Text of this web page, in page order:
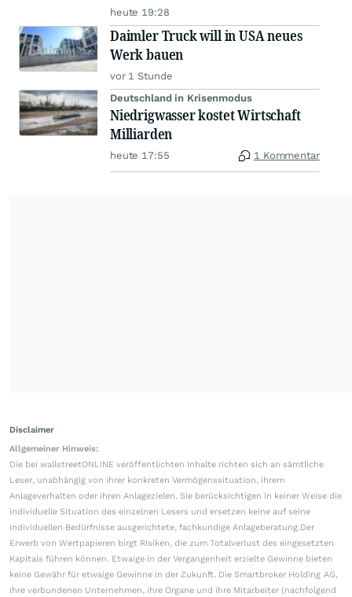
heute 19:28
Daimler Truck will in USA neues
Werk bauen
vor 1 Stunde
Deutschland in Krisenmodus
Niedrigwasser kostet Wirtschaft
Milliarden
heute 17:55 1 Kommentar
Disclaimer
Allgemeiner Hinweis:
Die bei wallstreetONLINE veröffentlichten Inhalte richten sich an sämtliche
Leser, unabhängig von ihrer konkreten Vermögenssituation, ihrem
Anlageverhalten oder ihren Anlagezielen. Sie berücksichtigen in keiner Weise die
individuelle Situation des einzelnen Lesers und ersetzen keine auf seine
individuellen Bedürfnisse ausgerichtete, fachkundige Anlageberatung.Der
Erwerb von Wertpapieren birgt Risiken, die zum Totalverlust des eingesetzten
Kapitals führen können. Etwaige in der Vergangenheit erzielte Gewinne bieten
keine Gewähr für etwaige Gewinne in der Zukunft. Die Smartbroker Holding AG,
ihre verbundenen Unternehmen, ihre Organe und ihre Mitarbeiter (nachfolgend